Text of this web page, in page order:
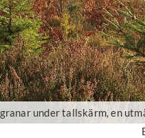
under tallskärm, en